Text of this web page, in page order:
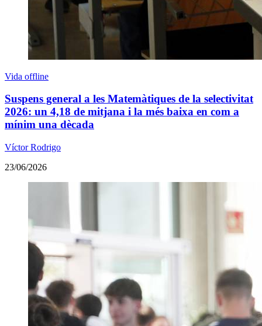
Vida offline
Suspens general a les Matemàtiques de la selectivitat
2026: un 4,18 de mitjana i la més baixa en com a
mínim una dècada
Víctor Rodrigo
23/06/2026